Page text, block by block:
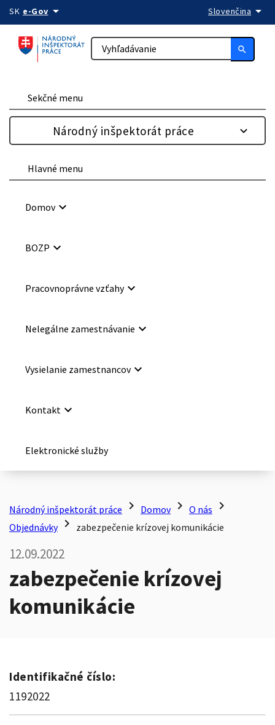
Preskočiť na obsah
SK e-Govarrow_drop_down Slovenčina arrow_drop_down
search
Sekčné menu
Národný inšpektorát práce
Hlavné menu
Domovkeyboard_arrow_down
BOZP keyboard_arrow_down
Pracovnoprávne vzťahykeyboard_arrow_down
Nelegálne zamestnávanie keyboard_arrow_down
Vysielanie zamestnancovkeyboard_arrow_down
Kontakt keyboard_arrow_down
Elektronické služby
Národný inšpektorát práce chevron_right Domov chevron_right O nás chevron_right
Objednávky chevron_right zabezpečenie krízovej komunikácie
12.09.2022
zabezpečenie krízovej
komunikácie
Identifikačné číslo:
1192022